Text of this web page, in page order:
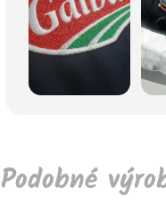
Podobné